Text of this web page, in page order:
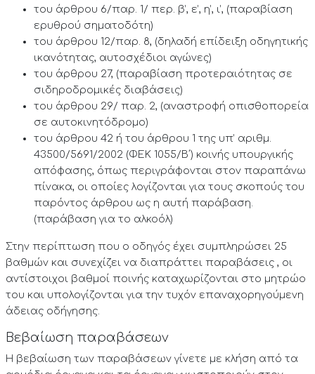
του άρθρου 6/παρ. 1/ περ. β’, ε’, η’, ι’, (παραβίαση
ερυθρού σηματοδότη)
του άρθρου 12/παρ. 8, (δηλαδή επίδειξη οδηγητικής
ικανότητας, αυτοσχέδιοι αγώνες)
του άρθρου 27, (παραβίαση προτεραιότητας σε
σιδηροδρομικές διαβάσεις)
του άρθρου 29/ παρ. 2, (αναστροφή οπισθοπορεία
σε αυτοκινητόδρομο)
του άρθρου 42 ή του άρθρου 1 της υπ’ αριθμ.
43500/5691/2002 (ΦΕΚ 1055/Β΄) κοινής υπουργικής
απόφασης, όπως περιγράφονται στον παραπάνω
πίνακα, οι οποίες λογίζονται για τους σκοπούς του
παρόντος άρθρου ως η αυτή παράβαση.
(παράβαση για το αλκοόλ)
Στην περίπτωση που ο οδηγός έχει συμπληρώσει 25
βαθμών και συνεχίζει να διαπράττει παραβάσεις , οι
αντίστοιχοι βαθμοί ποινής καταχωρίζονται στο μητρώο
του και υπολογίζονται για την τυχόν επαναχορηγούμενη
άδειας οδήγησης.
Βεβαίωση παραβάσεων
Η βεβαίωση των παραβάσεων γίνετε με κλήση από τα